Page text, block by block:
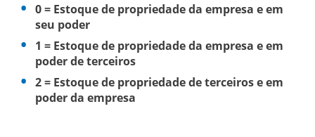
0 = Estoque de propriedade da empresa e em
seu poder
1 = Estoque de propriedade da empresa e em
poder de terceiros
2 = Estoque de propriedade de terceiros e em
poder da empresa